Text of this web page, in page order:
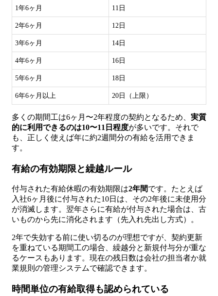
1年6ヶ月 11日
2年6ヶ月 12日
3年6ヶ月 14日
4年6ヶ月 16日
5年6ヶ月 18日
6年6ヶ月以上 20日（上限）
多くの期間工は6ヶ月〜2年程度の契約となるため、 実質
的に利用できるのは10〜11日程度が多いです。それで
も、正しく使えば年に約2週間分の有給を活用できま
す。
有給の有効期限と繰越ルール
付与された有給休暇の有効期限は2年間です。たとえば
入社6ヶ月後に付与された10日は、その2年後に未使用分
が消滅します。翌年さらに有給が付与された場合は、古
いものから先に消化されます（先入れ先出し方式）。
2年で失効する前に使い切るのが理想ですが、契約更新
を重ねている期間工の場合、繰越分と新規付与分が重な
るケースもあります。現在の残日数は会社の担当者か就
業規則の管理システムで確認できます。
時間単位の有給取得も認められている